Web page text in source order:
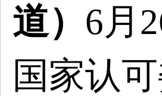
道） 6月
国家认